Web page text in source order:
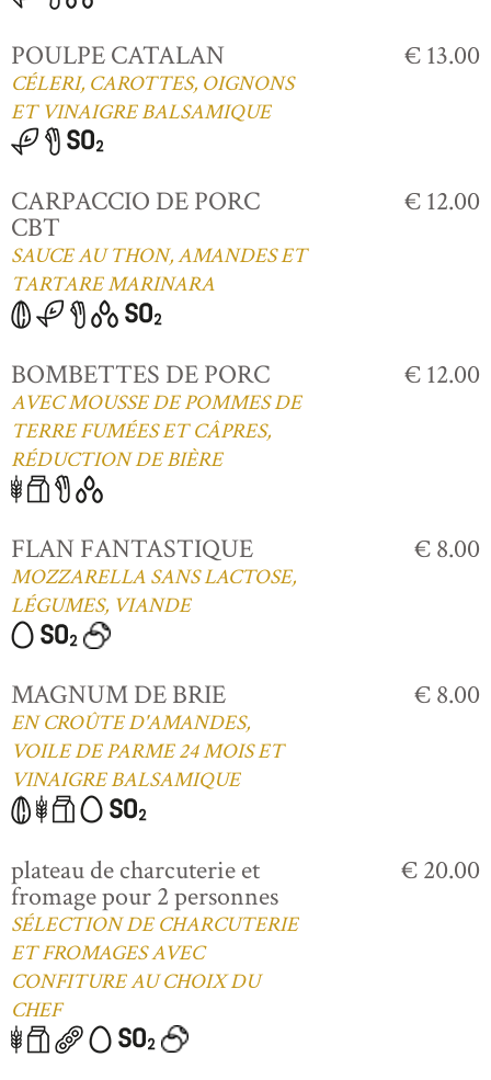
POULPE CATALAN
CÉLERI, CAROTTES, OIGNONS
ET VINAIGRE BALSAMIQUE
€ 13.00
CARPACCIO DE PORC
CBT
SAUCE AU THON, AMANDES ET
TARTARE MARINARA
€ 12.00
BOMBETTES DE PORC
AVEC MOUSSE DE POMMES DE
TERRE FUMÉES ET CÂPRES,
RÉDUCTION DE BIÈRE
€ 12.00
FLAN FANTASTIQUE
MOZZARELLA SANS LACTOSE,
LÉGUMES, VIANDE
€ 8.00
MAGNUM DE BRIE
EN CROÛTE D'AMANDES,
VOILE DE PARME 24 MOIS ET
VINAIGRE BALSAMIQUE
€ 8.00
plateau de charcuterie et
fromage pour 2 personnes
SÉLECTION DE CHARCUTERIE
ET FROMAGES AVEC
CONFITURE AU CHOIX DU
CHEF
€ 20.00